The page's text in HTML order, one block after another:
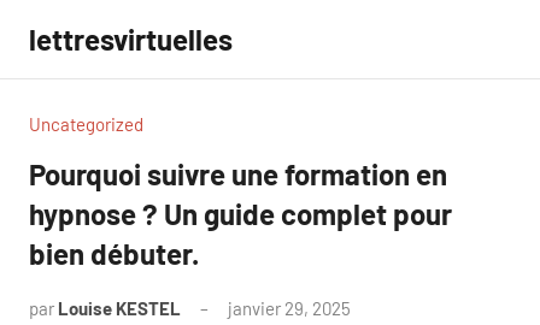
contenu
lettresvirtuelles
Uncategorized
Pourquoi suivre une formation en
hypnose ? Un guide complet pour
bien débuter.
par Louise KESTEL janvier 29, 2025